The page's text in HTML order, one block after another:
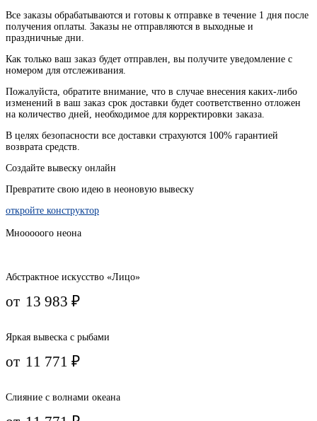
Все заказы обрабатываются и готовы к отправке в течение 1 дня после
получения оплаты Заказы не отправляются в выходные и
праздничные дни
Как только ваш заказ будет отправлен вы получите уведомление с
номером для отслеживания
Пожалуйста , обратите внимание что в случае внесения каких-либо
изменений в ваш заказ срок доставки будет соответственно отложен
на количество дней необходимое для корректировки заказа
В целях безопасности все доставки страхуются 100% гарантией
возврата средств.
Создайте вывеску онлайн
Превратите свою идею в неоновую вывеску
откройте конструктор
Мнооооого неона
Абстрактное искусство «Лицо»
от 13 983₽
Яркая вывеска с рыбами
от 11 771₽
Слияние с волнами океана